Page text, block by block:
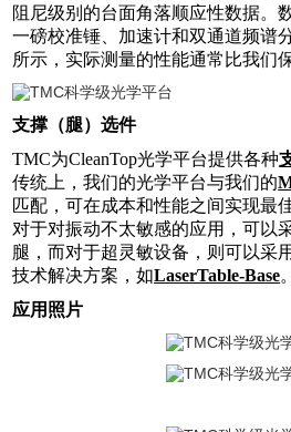
阻尼级别的台面角落顺应性数据。
一磅校准锤、加速计和双通道频谱
所示，实际测量的性能通常比我们
支撑（腿）选件
TMC为CleanTop光学平台提供各种
传统上，我们的光学平台与我们的
匹配，可在成本和性能之间实现最
对于对振动不太敏感的应用，可以
腿，而对于超灵敏设备，则可以采
技术解决方案，如LaserTable-Base。
应用照片